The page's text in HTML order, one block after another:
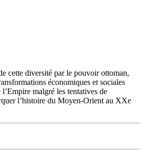
cette diversité par le pouvoir ottoman,
économiques et sociales
malgré les tentatives de
l’histoire du Moyen-Orient au XXe